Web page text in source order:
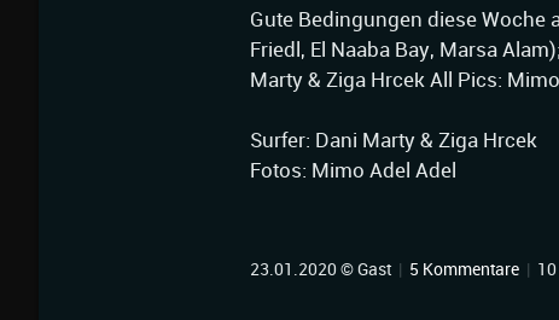
Gute Bedingungen diese Woche
Friedl, El Naaba Bay, Marsa
Marty & Ziga Hrcek All Pics:
Surfer: Dani Marty & Ziga Hrcek
Fotos: Mimo Adel Adel
23.01.2020 © Gast | 5 Kommentare |